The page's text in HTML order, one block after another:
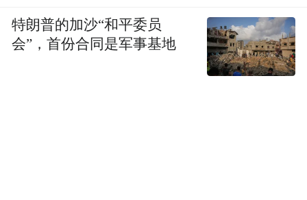
特朗普的加沙“和平委员
会”，首份合同是军事基地